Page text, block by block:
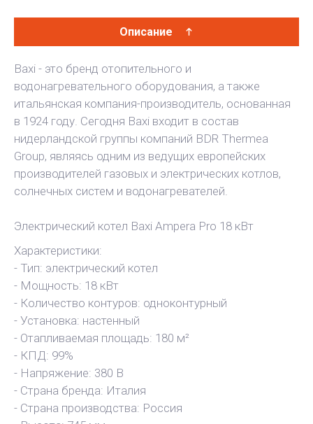
Описание
Baxi - это бренд отопительного и
водонагревательного оборудования, а также
итальянская компания-производитель, основанная
в 1924 году. Сегодня Baxi входит в состав
нидерландской группы компаний BDR Thermea
Group, являясь одним из ведущих европейских
производителей газовых и электрических котлов,
солнечных систем и водонагревателей.
Электрический котел Baxi Ampera Pro 18 кВт
Характеристики:
- Тип: электрический котел
- Мощность: 18 кВт
- Количество контуров: одноконтурный
- Установка: настенный
- Отапливаемая площадь: 180 м²
- КПД: 99%
- Напряжение: 380 В
- Страна бренда: Италия
- Страна производства: Россия